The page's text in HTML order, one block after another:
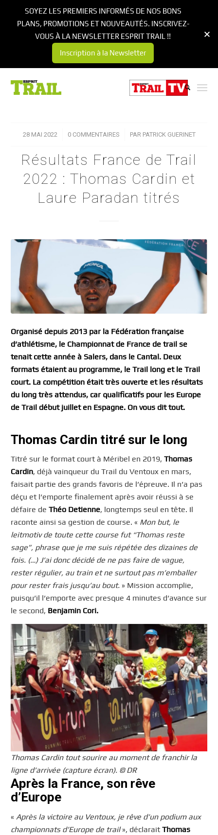
28 MAI 2022
/ 0 COMMENTAIRES
/ PAR PATRICK GUERINET
Résultats France de Trail
2022 : Thomas Cardin et
Laure Paradan titrés
Organisé depuis 2013 par la Fédération française
d’athlétisme, le Championnat de France de trail se
tenait cette année à Salers, dans le Cantal. Deux
formats étaient au programme, le Trail long et le Trail
court. La compétition était très ouverte et les résultats
du long très attendus, car qualificatifs pour les Europe
de Trail début juillet en Espagne. On vous dit tout.
Thomas Cardin titré sur le long
Titré sur le format court à Méribel en 2019,Thomas
Cardin, déjà vainqueur du Trail du Ventoux en mars,
faisait partie des grands favoris de l’épreuve. Il n’a pas
déçu et l’emporte finalement après avoir réussi à se
défaire deThéo Detienne, longtemps seul en tête. Il
raconte ainsi sa gestion de course. « Mon but, le
leitmotiv de toute cette course fut “Thomas reste
sage”, phrase que je me suis répétée des dizaines de
fois. (…) J’ai donc décidé de ne pas faire de vague,
rester régulier, au train et ne surtout pas m’emballer
pour rester frais jusqu’au bout. » Mission accomplie,
puisqu’il l’emporte avec presque 4 minutes d’avance sur
le second, Benjamin Cori.
Thomas Cardin tout sourire au moment de franchir la
ligne d’arrivée (capture écran). © DR
Après la France, son rêve
d’Europe
«Après la victoire au Ventoux, je rêve d’un podium aux
championnats d’Europe de trail», déclaraitThomas
SOYEZ LES PREMIERS INFORMÉS DE NOS BONS
PLANS, PROMOTIONS ET NOUVEAUTÉS. INSCRIVEZ-
VOUS À LA NEWSLETTER ESPRIT TRAIL !!
Inscription à la Newsletter